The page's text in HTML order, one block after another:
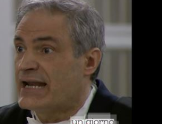
tra i più autorevoli
culturale e istituzionale
cornice di Piazza […]